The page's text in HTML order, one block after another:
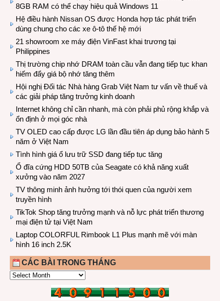
8GB RAM có thể chạy hiệu quả Windows 11
Hệ điều hành Nissan OS được Honda hợp tác phát triển
dùng chung cho các xe ô-tô thế hệ mới
21 showroom xe máy điện VinFast khai trương tại
Philippines
Thị trường chip nhớ DRAM toàn cầu vẫn đang tiếp tục khan
hiếm đẩy giá bộ nhớ tăng thêm
Hội nghị Đối tác Nhà hàng Grab Việt Nam tư vấn về thuế và
các giải pháp tăng trưởng kinh doanh
Internet không chỉ cần nhanh, mà còn phải phủ rộng khắp và
ổn định ở mọi góc nhà
TV OLED cao cấp được LG lần đầu tiên áp dụng bảo hành 5
năm ở Việt Nam
Tình hình giá ổ lưu trữ SSD đang tiếp tục tăng
Ổ đĩa cứng HDD 50TB của Seagate có khả năng xuất
xưởng vào năm 2027
TV thông minh ảnh hưởng tới thói quen của người xem
truyền hình
TikTok Shop tăng trưởng mạnh và nỗ lực phát triển thương
mại điện tử tại Việt Nam
Laptop COLORFUL Rimbook L1 Plus mạnh mẽ với màn
hình 16 inch 2.5K
CÁC BÀI TRONG THÁNG
CÁC